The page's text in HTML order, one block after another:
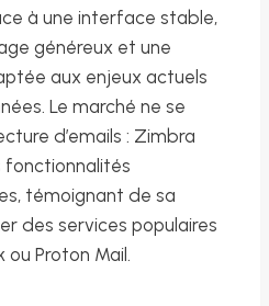
à une interface stable,
généreux et une
aux enjeux actuels
Le marché ne se
d’emails : Zimbra
fonctionnalités
témoignant de sa
des services populaires
Proton Mail.